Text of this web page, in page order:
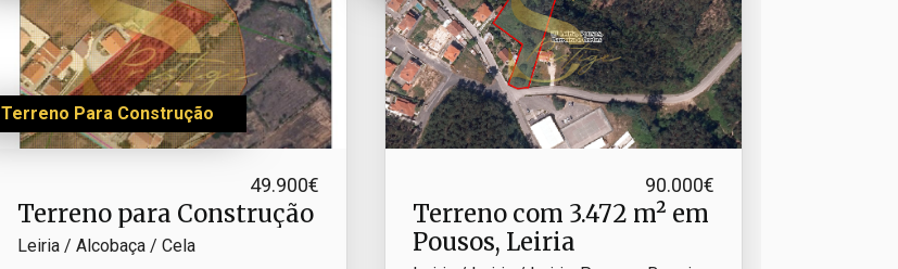
Terreno Para Construção
49.900€
Terreno para Construção
Leiria / Alcobaça / Cela
90.000€
Terreno com 3.​472 m² em
Pousos, Leiria